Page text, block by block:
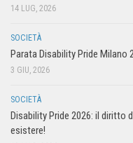
14 LUG, 2026
SOCIETÀ
Parata Disability Pride
3 GIU, 2026
SOCIETÀ
Disability Pride 2026: il diritto
esistere!